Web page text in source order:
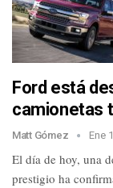
Ford está
camionetas
Matt Gómez Ene
El día de hoy, una
prestigio ha